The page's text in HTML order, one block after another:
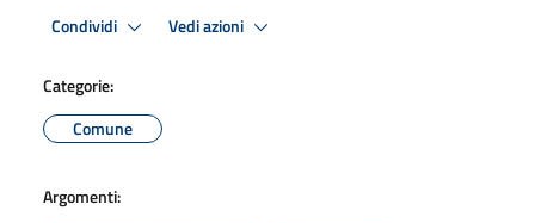
Condividi Vedi azioni
Categorie:
Comune
Argomenti: